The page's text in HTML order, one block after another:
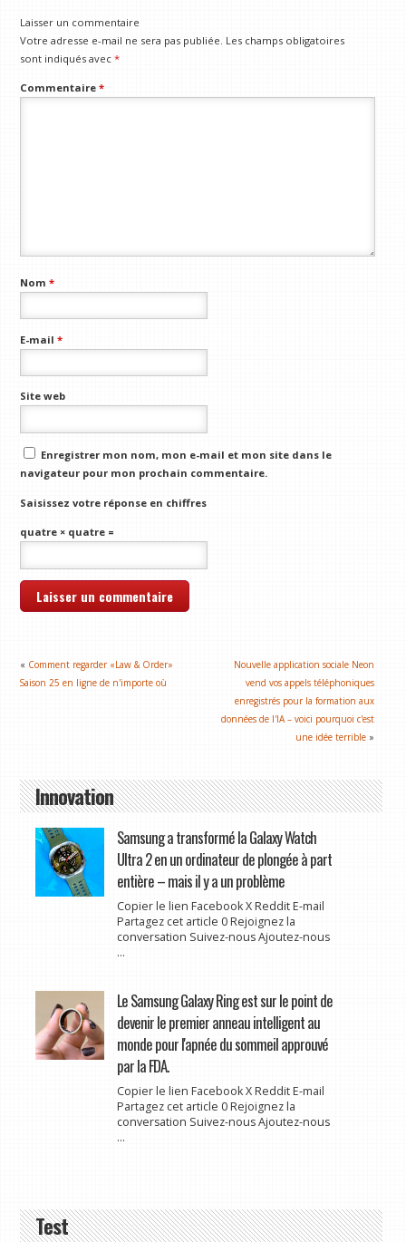
Laisser un commentaire
Votre adresse e-mail ne sera pas publiée. Les champs obligatoires
sont indiqués avec*
Commentaire*
Nom*
E-mail*
Site web
Enregistrer mon nom, mon e-mail et mon site dans le
navigateur pour mon prochain commentaire.
Saisissez votre réponse en chiffres
quatre × quatre =
« Comment regarder «Law & Order»
Saison 25 en ligne de n'importe où
Nouvelle application sociale Neon
vend vos appels téléphoniques
enregistrés pour la formation aux
données de l'IA – voici pourquoi c'est
une idée terrible »
Innovation
Samsung a transformé la Galaxy Watch
Ultra 2 en un ordinateur de plongée à part
entière – mais il y a un problème
Copier le lien Facebook X Reddit E-mail
Partagez cet article 0 Rejoignez la
conversation Suivez-nous Ajoutez-nous
...
Le Samsung Galaxy Ring est sur le point de
devenir le premier anneau intelligent au
monde pour l'apnée du sommeil approuvé
par la FDA.
Copier le lien Facebook X Reddit E-mail
Partagez cet article 0 Rejoignez la
conversation Suivez-nous Ajoutez-nous
...
Test